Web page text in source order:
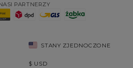
PARTNERZY
STANY ZJEDNOCZONE
$ USD